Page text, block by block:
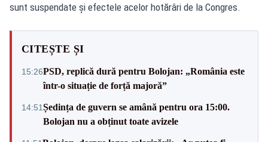
sunt suspendate și efectele acelor hotărâri de la Congres.
CITEȘTE ȘI
15:26PSD, replică dură pentru Bolojan: „România este
într-o situație de forță majoră”
14:51Ședința de guvern se amână pentru ora 15:00.
Bolojan nu a obținut toate avizele